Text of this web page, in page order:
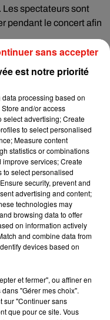
Les spectateurs sont
pendant le concert afin
la sortie du
Occasionally.Elle
villes à travers le
figurent notamment
résidence de 30
mais aucun passage
promises
de Harry Styles à
affiche toujours
popularité de
est notre priorité
processing based on
and/or access
select advertising; Create
to select personalised
Measure content
statistics or combinations
services; Create
to select personalised
security, prevent and
advertising and content;
technologies may
browsing data to offer
on information actively
and combine data from
devices based on
et fermer", ou affiner en
"Gérer mes choix".
sur "Continuer sans
que pour ce site. Vous
sans accepter